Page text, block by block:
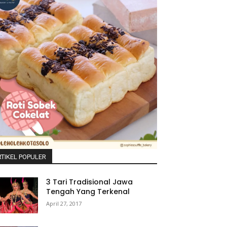
POPULER
3 Tari Tradisional Jawa
Tengah Yang Terkenal
April 27, 2017